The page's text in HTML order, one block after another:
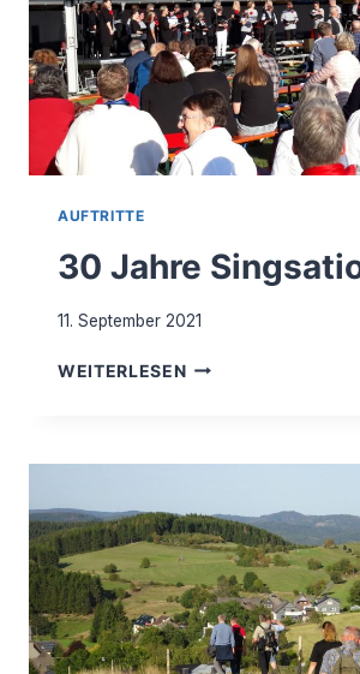
AUFTRITTE
30 Jahre
11. September 2021
WEITERLESEN30